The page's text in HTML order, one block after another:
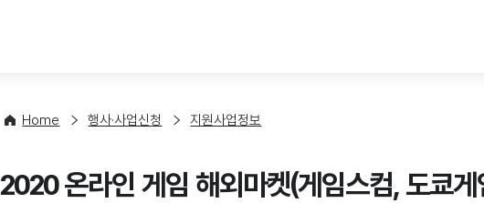
Home 행사·사업신청 지원사업정보
2020 온라인 게임 해외마켓(게임스컴, 도쿄